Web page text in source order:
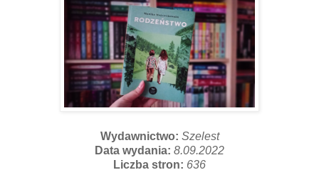
Wydawnictwo: Szelest
Data wydania: 8.09.2022
Liczba stron: 636